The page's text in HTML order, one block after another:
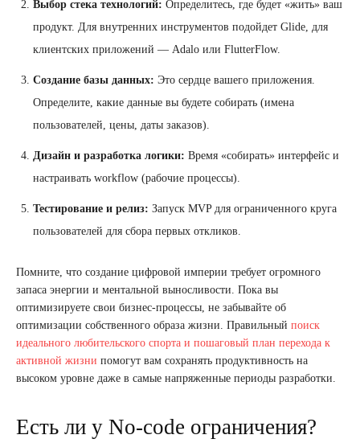
Выбор стека технологий: Определитесь, где будет «жить» ваш
продукт. Для внутренних инструментов подойдет Glide, для
клиентских приложений — Adalo или FlutterFlow.
Создание базы данных: Это сердце вашего приложения.
Определите, какие данные вы будете собирать (имена
пользователей, цены, даты заказов).
Дизайн и разработка логики: Время «собирать» интерфейс и
настраивать workflow (рабочие процессы).
Тестирование и релиз: Запуск MVP для ограниченного круга
пользователей для сбора первых откликов.
Помните, что создание цифровой империи требует огромного
запаса энергии и ментальной выносливости. Пока вы
оптимизируете свои бизнес-процессы, не забывайте об
оптимизации собственного образа жизни. Правильный поиск
идеального любительского спорта и пошаговый план перехода к
активной жизни помогут вам сохранять продуктивность на
высоком уровне даже в самые напряженные периоды разработки.
Есть ли у No-code ограничения?